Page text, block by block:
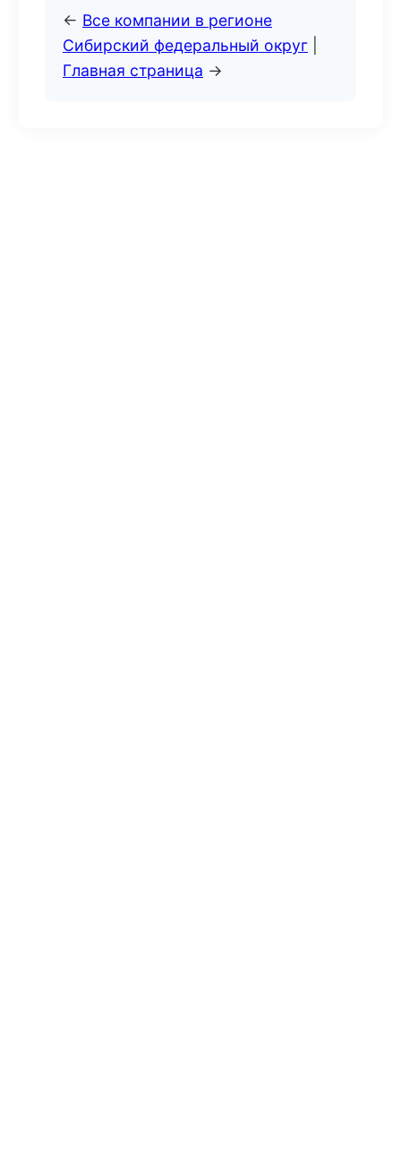
← Все компании в регионе
Сибирский федеральный округ
Главная страница →